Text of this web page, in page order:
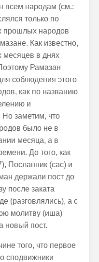
всем народам (см.:
только по
прошлых народов
Как известно,
месяцев в днях
Рамазан
соблюдения этого
как по названию
и
Но заметим, что
было не в
месяца, а в
До того, как
Посланник (сас) и
держали пост до
после заката
(разговлялись), а с
молитву (иша)
новый пост.
того, что первое
сподвижники